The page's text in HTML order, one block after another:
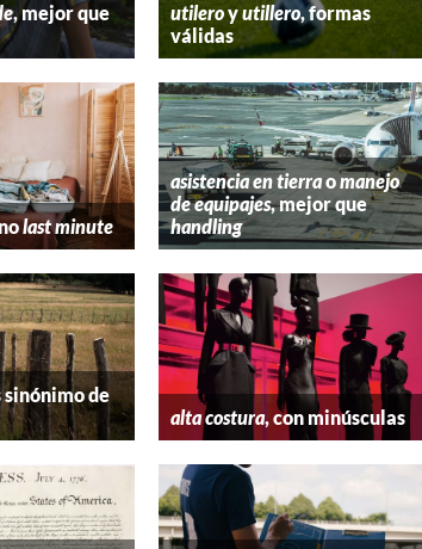
, mejor que
utileroyutillero, formas
válidas
last minute
asistencia en tierraomanejo
de equipajes, mejor que
handling
sinónimo de
alta costura, con minúsculas